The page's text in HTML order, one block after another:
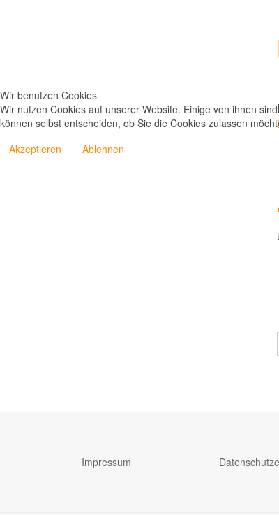
Impressum
Wir benutzen Cookies
Wir nutzen Cookies auf unserer Website. Einige von ihnen
können selbst entscheiden, ob Sie die Cookies zulassen
Akzeptieren
Ablehnen